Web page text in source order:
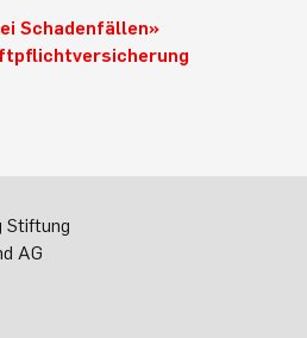
Schadenfällen»
Stiftung
AG